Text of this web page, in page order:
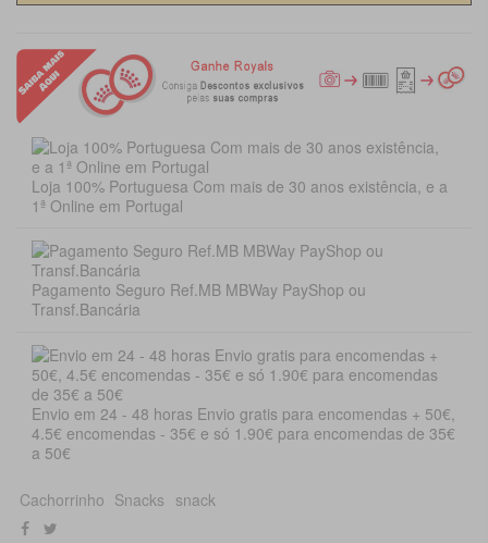
Loja 100% Portuguesa Com mais de 30 anos existência, e a
1ª Online em Portugal
Pagamento Seguro Ref.MB MBWay PayShop ou
Transf.Bancária
Envio em 24 - 48 horas Envio gratis para encomendas + 50€,
4.5€ encomendas - 35€ e só 1.90€ para encomendas de 35€
a 50€
Cachorrinho Snacks snack